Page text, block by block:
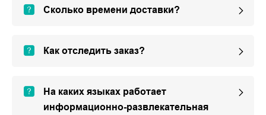
Сколько времени доставки?
Как отследить заказ?
На каких языках работает
информационно-развлекательная